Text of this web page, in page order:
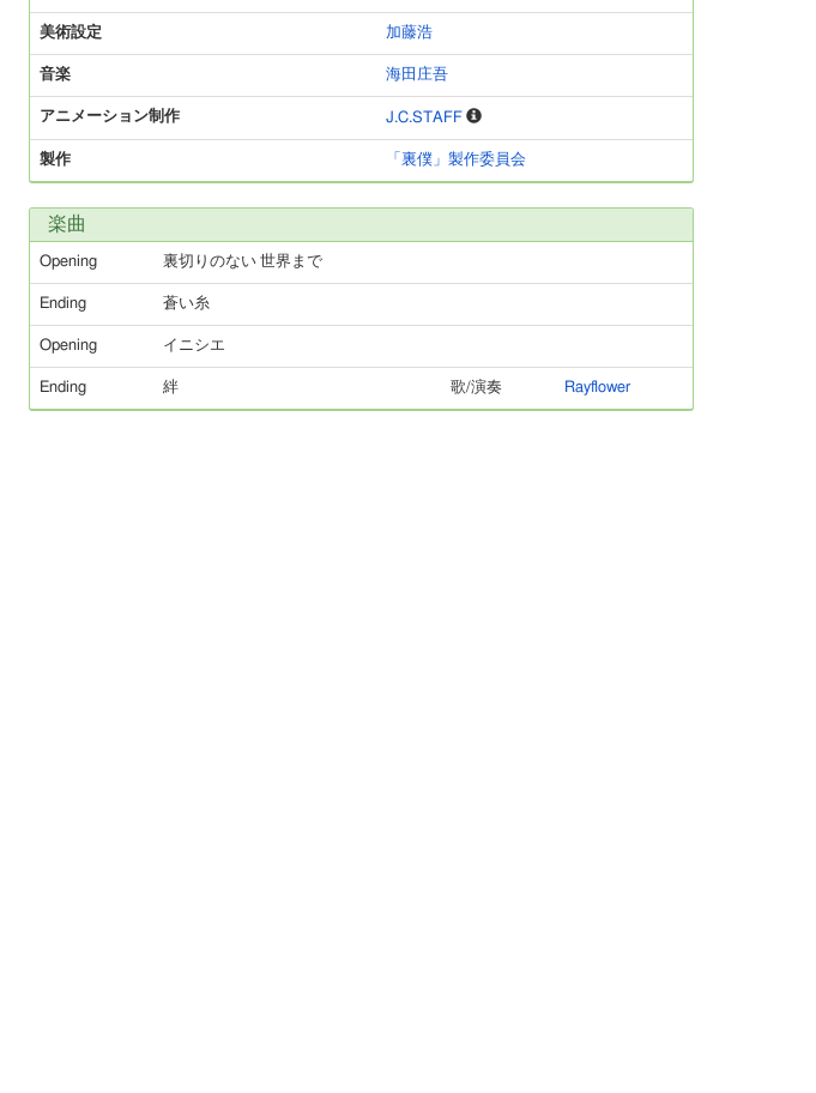
美術設定 加藤浩
音楽 海田庄吾
アニメーション制作 J.C.STAFF
製作 「裏僕」製作委員会
楽曲
Opening 裏切りのない 世界まで
Ending 蒼い糸
Opening イニシエ
Ending 絆 歌/演奏 Rayflower